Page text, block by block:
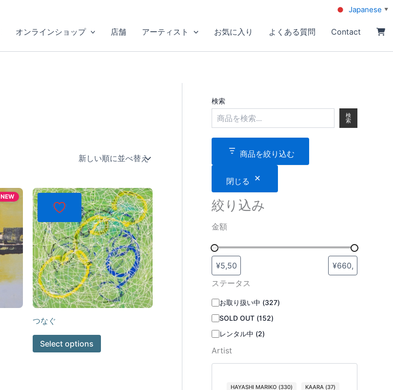
オンラインショップ 店舗 アーティスト お気に入り よくある質問 Contact
NEW
つなぐ
Select options
検索
検
索
商品を絞り込む
閉じる
絞り込み
金額
ステータス
お取り扱い中 (327)
SOLD OUT (152)
レンタル中 (2)
Artist
HAYASHI MARIKO (330) KAARA (37)
Japanese ▼